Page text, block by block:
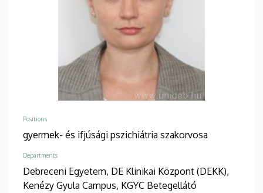
Positions
gyermek- és ifjúsági pszichiátria szakorvosa
Departments
Debreceni Egyetem, DE Klinikai Központ (DEKK),
Kenézy Gyula Campus, KGYC Betegellátó